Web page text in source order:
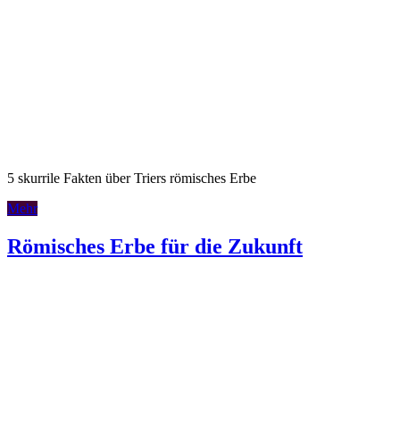
5 skurrile Fakten über Triers römisches Erbe
Mehr
Römisches Erbe für die Zukunft